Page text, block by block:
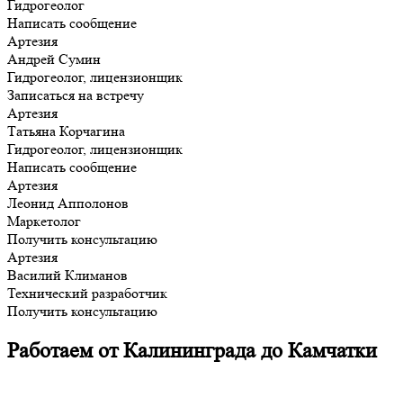
Гидрогеолог
Написать сообщение
Артезия
Андрей Сумин
Гидрогеолог, лицензионщик
Записаться на встречу
Артезия
Татьяна Корчагина
Гидрогеолог, лицензионщик
Написать сообщение
Артезия
Леонид Апполонов
Маркетолог
Получить консультацию
Артезия
Василий Климанов
Технический разработчик
Получить консультацию
Работаем от Калининграда до Камчатки